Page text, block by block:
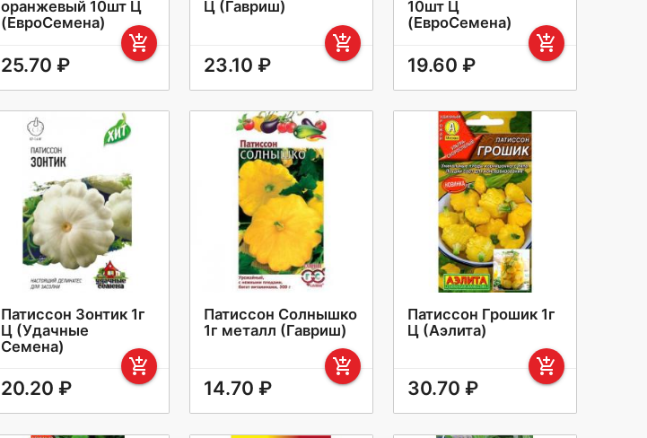
оранжевый 10шт Ц
(ЕвроСемена)
add_shopping_cart
25.70 ₽
Ц (Гавриш)
add_shopping_cart
23.10 ₽
10шт Ц
(ЕвроСемена)
add_shopping_cart
19.60 ₽
Патиссон Зонтик 1г
Ц (Удачные
Семена)
add_shopping_cart
20.20 ₽
Патиссон Солнышко
1г металл (Гавриш)
add_shopping_cart
14.70 ₽
Патиссон Грошик 1г
Ц (Аэлита)
add_shopping_cart
30.70 ₽